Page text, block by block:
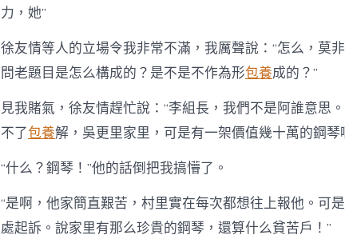
力，她”
徐友情等人的立場令我非常不滿，我厲聲說：“怎么，莫
問老題目是怎么構成的？是不是不作為形包養成的？”
見我賭氣，徐友情趕忙說：“李組長，我們不是阿誰意思
不了包養解，吳更里家里，可是有一架價值幾十萬的鋼琴
“什么？鋼琴！”他的話倒把我搞懵了。
“是啊，他家簡直艱苦，村里實在每次都想往上報他。可
處起訴。說家里有那么珍貴的鋼琴，還算什么貧苦戶！”